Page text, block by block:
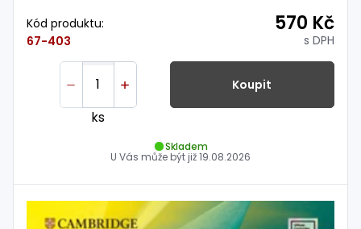
Kód produktu:
67-403
570 Kč
s DPH
ks
Koupit
Skladem
U Vás může být již19.08.2026